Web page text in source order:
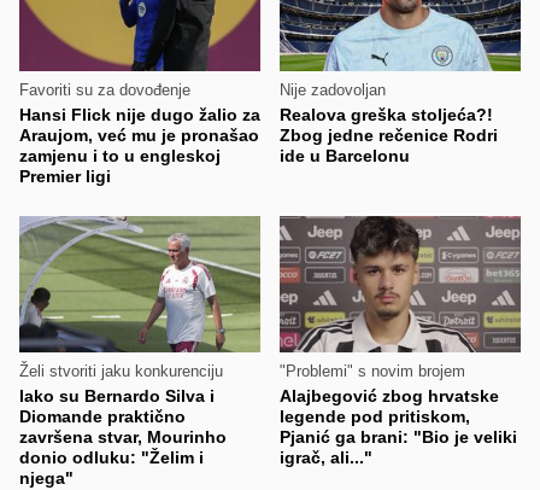
Favoriti su za dovođenje
Hansi Flick nije dugo žalio za
Araujom, već mu je pronašao
zamjenu i to u engleskoj
Premier ligi
Nije zadovoljan
Realova greška stoljeća?!
Zbog jedne rečenice Rodri
ide u Barcelonu
Želi stvoriti jaku konkurenciju
Iako su Bernardo Silva i
Diomande praktično
završena stvar, Mourinho
donio odluku: "Želim i
njega"
"Problemi" s novim brojem
Alajbegović zbog hrvatske
legende pod pritiskom,
Pjanić ga brani: "Bio je veliki
igrač, ali..."